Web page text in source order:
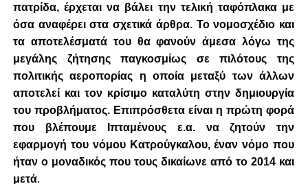
πατρίδα, έρχεται να βάλει την τελική ταφόπλακα με
όσα αναφέρει στα σχετικά άρθρα. Το νομοσχέδιο και
τα αποτελέσματά του θα φανούν άμεσα λόγω της
μεγάλης ζήτησης παγκοσμίως σε πιλότους της
πολιτικής αεροπορίας η οποία μεταξύ των άλλων
αποτελεί και τον κρίσιμο καταλύτη στην δημιουργία
του προβλήματος. Επιπρόσθετα είναι η πρώτη φορά
που βλέπουμε Ιπταμένους ε.α. να ζητούν την
εφαρμογή του νόμου Κατρούγκαλου, έναν νόμο που
ήταν ο μοναδικός που τους δικαίωνε από το 2014 και
μετά.